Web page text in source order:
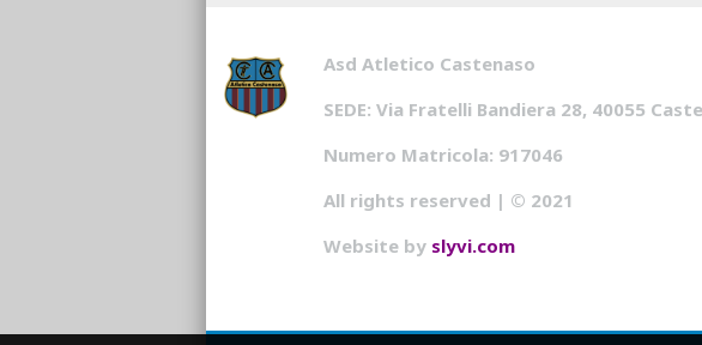
Asd Atletico Castenaso
SEDE: Via Fratelli Bandiera 28, 40055
Numero Matricola: 917046
All rights reserved | © 2021
Website by slyvi.com